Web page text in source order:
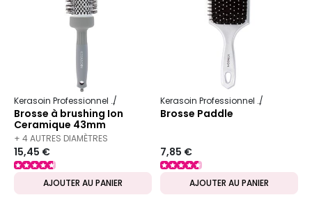
Kerasoin Professionnel Matériel Coiffure Brosse à brushing
Brosse à brushing Ion
Ceramique 43mm
+ 4 AUTRES DIAMÈTRES
DISPONIBLES
15,45 €
AJOUTER AU PANIER
Kerasoin Professionnel
Brosse Paddle
7,85 €
AJOUTER AU PANIER